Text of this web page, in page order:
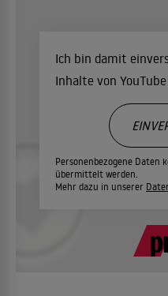
Ich bin damit
Inhalte von
Personenbezogene
übermittelt werden.
Mehr dazu in unserer